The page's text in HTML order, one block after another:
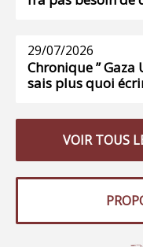
29/07/2026
Chronique ” Gaza
sais plus quoi
VOIR TOUS